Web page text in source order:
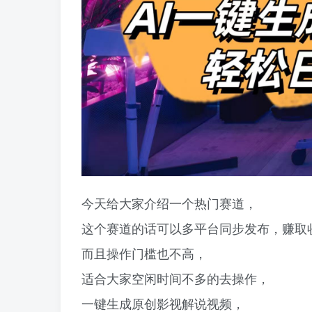
今天给大家介绍一个热门赛道，
这个赛道的话可以多平台同步发布，赚取
而且操作门槛也不高，
适合大家空闲时间不多的去操作，
一键生成原创影视解说视频，